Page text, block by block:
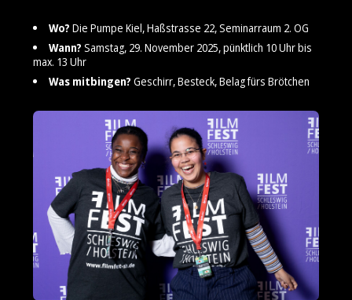
Wo? Die Pumpe Kiel, Haßstrasse 22, Seminarraum 2. OG
Wann? Samstag, 29. November 2025, pünktlich 10 Uhr bis
max. 13 Uhr
Was mitbingen? Geschirr, Besteck, Belag fürs Brötchen